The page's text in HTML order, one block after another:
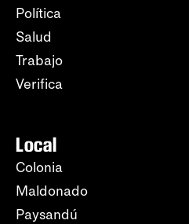
Política
Salud
Trabajo
Verifica
Local
Colonia
Maldonado
Paysandú